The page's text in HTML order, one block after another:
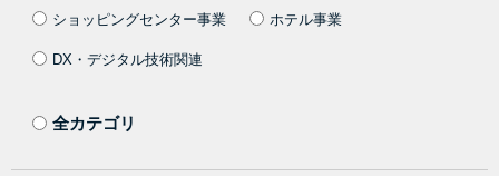
ショッピングセンター事業 ホテル事業
DX・デジタル技術関連
全カテゴリ